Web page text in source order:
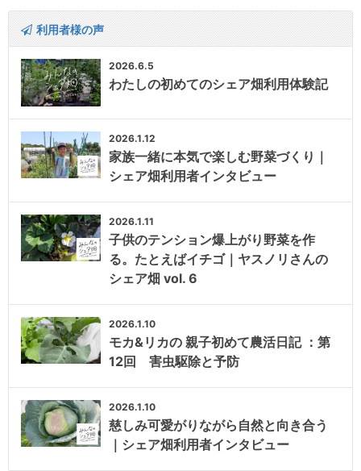
利用者様の声
2026.6.5
わたしの初めてのシェア畑利用体験記
2026.1.12
家族一緒に本気で楽しむ野菜づくり｜
シェア畑利用者インタビュー
2026.1.11
子供のテンション爆上がり野菜を作
る。たとえばイチゴ｜ヤスノリさんの
シェア畑 vol. 6
2026.1.10
モカ&リカの 親子初めて農活日記 ：第
12回 害虫駆除と予防
2026.1.10
慈しみ可愛がりながら自然と向き合う
｜シェア畑利用者インタビュー